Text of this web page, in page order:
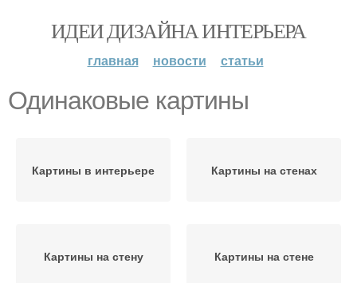
ИДЕИ ДИЗАЙНА ИНТЕРЬЕРА
главная новости статьи
Одинаковые картины
Картины в интерьере Картины на стенах
Картины на стену Картины на стене